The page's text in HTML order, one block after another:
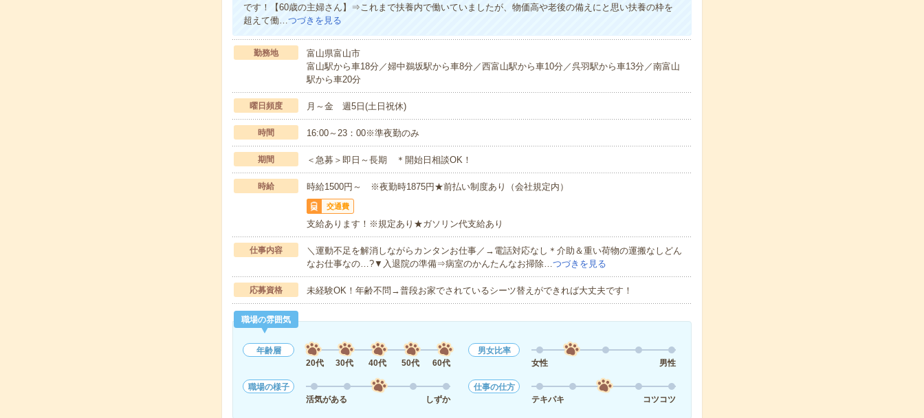
です！【60歳の主婦さん】⇒これまで扶養内で働いていましたが、物価高や老後の備えにと思い扶養の枠を
超えて働…つづきを見る
勤務地
富山県富山市
富山駅から車18分／婦中鵜坂駅から車8分／西富山駅から車10分／呉羽駅から車13分／南富山
駅から車20分
曜日頻度 月～金 週5日(土日祝休)
時間 16:00～23：00※準夜勤のみ
期間 ＜急募＞即日～長期 ＊開始日相談OK！
時給 時給1500円～ ※夜勤時1875円★前払い制度あり（会社規定内）
交通費
支給あります！※規定あり★ガソリン代支給あり
仕事内容
＼運動不足を解消しながらカンタンお仕事／→電話対応なし＊介助＆重い荷物の運搬なしどん
なお仕事なの…?▼入退院の準備⇒病室のかんたんなお掃除…つづきを見る
応募資格 未経験OK！年齢不問→普段お家でされているシーツ替えができれば大丈夫です！
職場の雰囲気
年齢層
20代
30代 40代 50代 60代
男女比率
女性
男性
職場の様子
活気がある
しずか
仕事の仕方
テキパキ
コツコツ